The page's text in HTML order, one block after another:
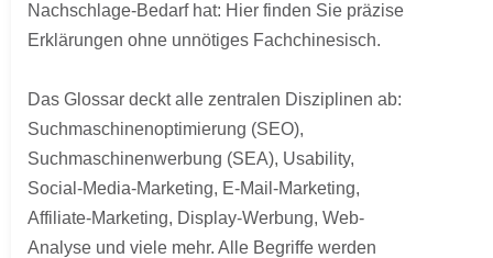
Nachschlage-Bedarf hat: Hier finden Sie präzise
Erklärungen ohne unnötiges Fachchinesisch.
Das Glossar deckt alle zentralen Disziplinen ab:
Suchmaschinenoptimierung (SEO),
Suchmaschinenwerbung (SEA), Usability,
Social-Media-Marketing, E-Mail-Marketing,
Affiliate-Marketing, Display-Werbung, Web-
Analyse und viele mehr. Alle Begriffe werden